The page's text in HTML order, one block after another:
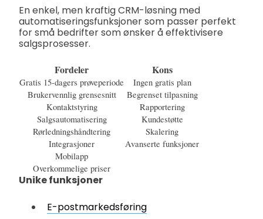
En enkel, men kraftig CRM-løsning med
automatiseringsfunksjoner som passer perfekt
for små bedrifter som ønsker å effektivisere
salgsprosesser.
Fordeler
Kons
Gratis 15-dagers prøveperiode
Ingen gratis plan
Brukervennlig grensesnitt
Begrenset tilpasning
Kontaktstyring
Rapportering
Salgsautomatisering
Kundestøtte
Rørledningshåndtering
Skalering
Integrasjoner
Avanserte funksjoner
Mobilapp
Overkommelige priser
Unike funksjoner
E-postmarkedsføring